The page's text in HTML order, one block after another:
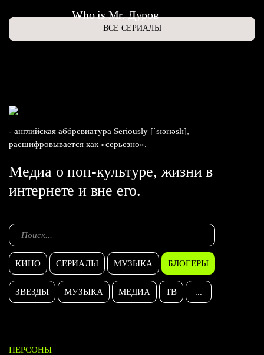
Who is Mr. Дуров
ВСЕ СЕРИАЛЫ
- английская аббревиатура Seriously [ˈsɪərɪəslɪ],
расшифровывается как «серьезно».
Медиа о поп-культуре, жизни в
интернете и вне его.
КИНО СЕРИАЛЫ МУЗЫКА БЛОГЕРЫ
ЗВЕЗДЫ МУЗЫКА МЕДИА ТВ ...
ПЕРСОНЫ